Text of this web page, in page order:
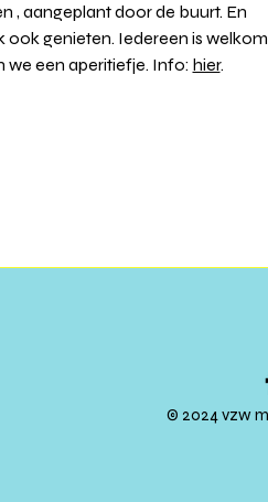
, aangeplant door de buurt. En
ook genieten. Iedereen is
we een aperitiefje. Info: hier.
© 2024 vzw